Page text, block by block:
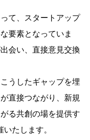
て、スタートアップ
要素となっていま
会い、直接意見交換
うしたギャップを埋
直接つながり、新規
る共創の場を提供す
たします。